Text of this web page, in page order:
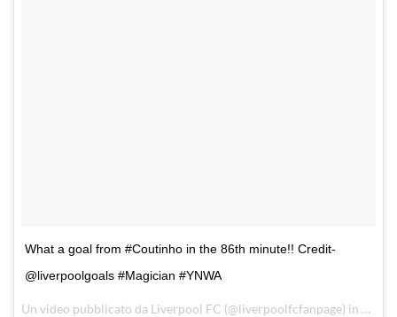
What a goal from #Coutinho in the 86th minute!! Credit-
@liverpoolgoals #Magician #YNWA
Un video pubblicato da Liverpool FC (@liverpoolfcfanpage) in data: